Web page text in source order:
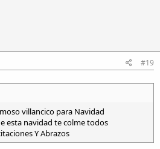
#19
villancico para Navidad
esta navidad te colme todos
Y Abrazos